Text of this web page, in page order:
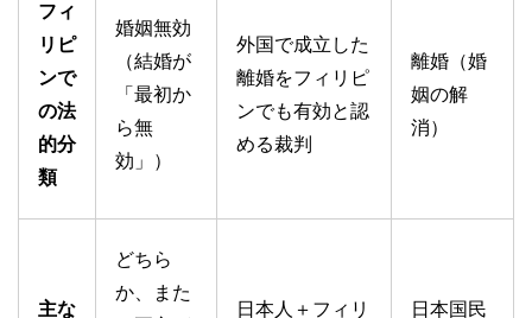
フィ
リピ
ンで
の法
的分
類
婚姻無効
（結婚が
「最初か
ら無
効」）
外国で成立した
離婚をフィリピ
ンでも有効と認
める裁判
離婚（婚
姻の解
消）
主な
どちら
か、また
日本人＋フィリ 日本国民